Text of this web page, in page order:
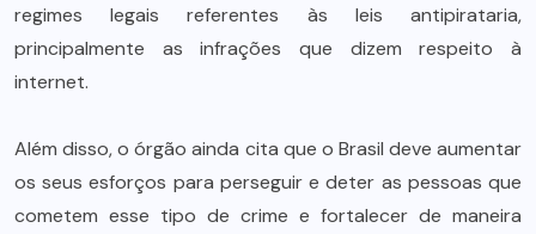
regimes legais referentes às leis antipirataria,
principalmente as infrações que dizem respeito à
internet.
Além disso, o órgão ainda cita que o Brasil deve aumentar
os seus esforços para perseguir e deter as pessoas que
cometem esse tipo de crime e fortalecer de maneira